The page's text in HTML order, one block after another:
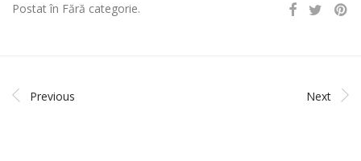
Postat în Fără categorie.
Previous Next